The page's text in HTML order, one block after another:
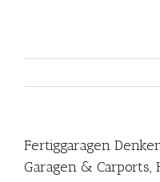
Fertiggaragen
Garagen & Carports,